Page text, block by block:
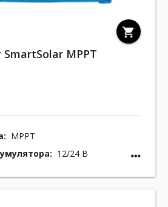
shopping_cart
MPPT
MPPT
12/24 В